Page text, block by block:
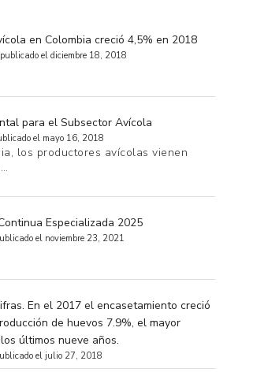
en Colombia creció 4,5% en 2018
publicado el diciembre 18, 2018
para el Subsector Avícola
el mayo 16, 2018
los productores avícolas vienen
Especializada 2025
el noviembre 23, 2021
En el 2017 el encasetamiento creció
de huevos 7.9%, el mayor
últimos nueve años.
el julio 27, 2018